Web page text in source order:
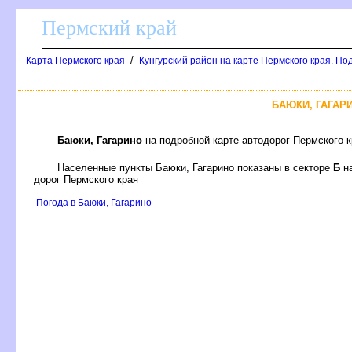
Пермский край
Карта Пермского края / Кунгурский район на карте Пермского края.
БАЮКИ,
Баюки, Гагарино на подробной карте автодорог
Населенные пункты Баюки, Гагарино показаны в сектореБ
дорог Пермского края
Погода в Баюки, Гагарино